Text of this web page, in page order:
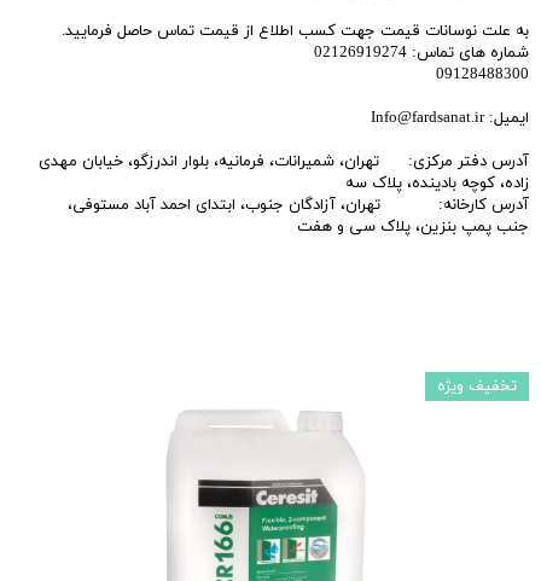
به علت نوسانات قیمت جهت کسب اطلاع از قیمت تماس حاصل فرمایید.
شماره های تماس: 02126919274
09128488300
ایمیل: Info@fardsanat.ir
آدرس دفتر مرکزی: تهران، شمیرانات، فرمانیه، بلوار اندرزگو، خیابان مهدی
زاده، کوچه بادینده، پلاک سه
آدرس کارخانه: تهران، آزادگان جنوب، ابتدای احمد آباد مستوفی،
جنب پمپ بنزین، پلاک سی و هفت
تخفیف ویژه